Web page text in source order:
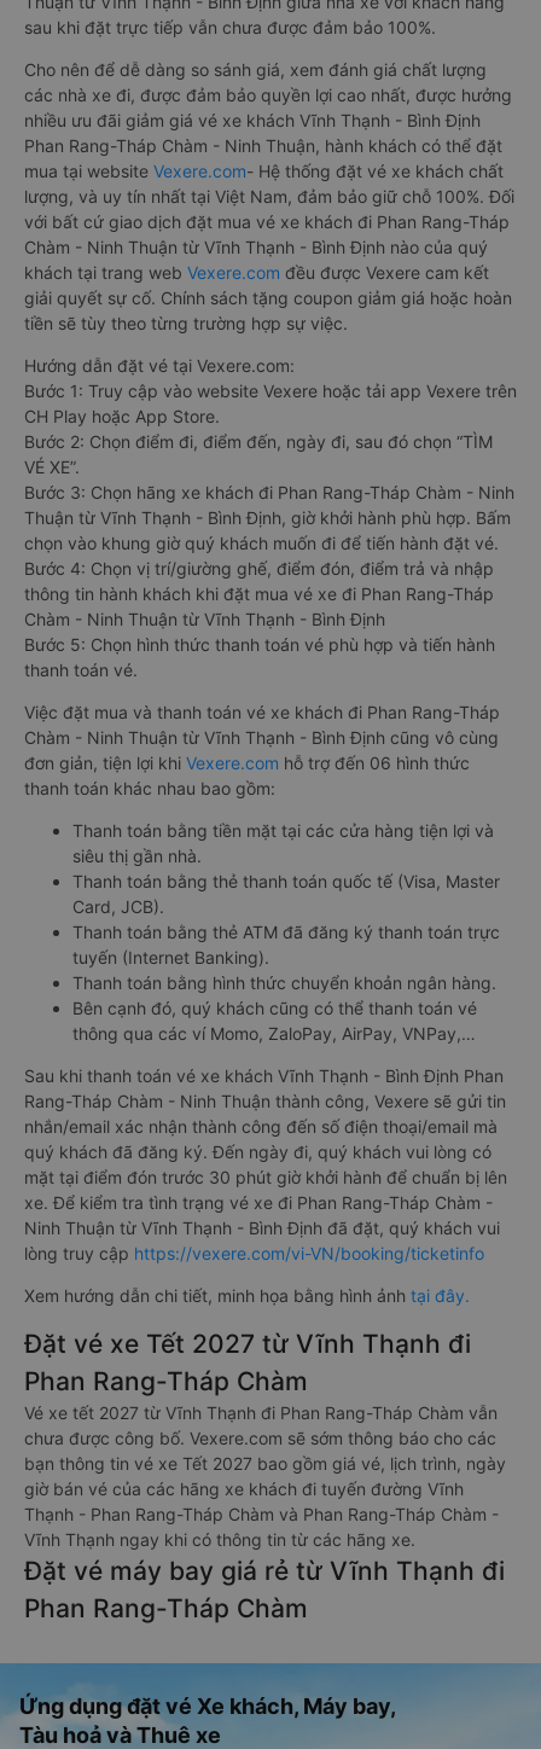
sau khi đặt trực tiếp vẫn chưa được đảm bảo 100%.
Cho nên để dễ dàng so sánh giá, xem đánh giá chất lượng
các nhà xe đi, được đảm bảo quyền lợi cao nhất, được hưởng
nhiều ưu đãi giảm giá vé xe khách Vĩnh Thạnh - Bình Định
Phan Rang-Tháp Chàm - Ninh Thuận, hành khách có thể đặt
mua tại website Vexere.com- Hệ thống đặt vé xe khách chất
lượng, và uy tín nhất tại Việt Nam, đảm bảo giữ chỗ 100%. Đối
với bất cứ giao dịch đặt mua vé xe khách đi Phan Rang-Tháp
Chàm - Ninh Thuận từ Vĩnh Thạnh - Bình Định nào của quý
khách tại trang web Vexere.com đều được Vexere cam kết
giải quyết sự cố. Chính sách tặng coupon giảm giá hoặc hoàn
tiền sẽ tùy theo từng trường hợp sự việc.
Hướng dẫn đặt vé tại Vexere.com:
Bước 1: Truy cập vào website Vexere hoặc tải app Vexere trên
CH Play hoặc App Store.
Bước 2: Chọn điểm đi, điểm đến, ngày đi, sau đó chọn “TÌM
VÉ XE”.
Bước 3: Chọn hãng xe khách đi Phan Rang-Tháp Chàm - Ninh
Thuận từ Vĩnh Thạnh - Bình Định, giờ khởi hành phù hợp. Bấm
chọn vào khung giờ quý khách muốn đi để tiến hành đặt vé.
Bước 4: Chọn vị trí/giường ghế, điểm đón, điểm trả và nhập
thông tin hành khách khi đặt mua vé xe đi Phan Rang-Tháp
Chàm - Ninh Thuận từ Vĩnh Thạnh - Bình Định
Bước 5: Chọn hình thức thanh toán vé phù hợp và tiến hành
thanh toán vé.
Việc đặt mua và thanh toán vé xe khách đi Phan Rang-Tháp
Chàm - Ninh Thuận từ Vĩnh Thạnh - Bình Định cũng vô cùng
đơn giản, tiện lợi khi Vexere.com hỗ trợ đến 06 hình thức
thanh toán khác nhau bao gồm:
Thanh toán bằng tiền mặt tại các cửa hàng tiện lợi và
siêu thị gần nhà.
Thanh toán bằng thẻ thanh toán quốc tế (Visa, Master
Card, JCB).
Thanh toán bằng thẻ ATM đã đăng ký thanh toán trực
tuyến (Internet Banking).
Thanh toán bằng hình thức chuyển khoản ngân hàng.
Bên cạnh đó, quý khách cũng có thể thanh toán vé
thông qua các ví Momo, ZaloPay, AirPay, VNPay,…
Sau khi thanh toán vé xe khách Vĩnh Thạnh - Bình Định Phan
Rang-Tháp Chàm - Ninh Thuận thành công, Vexere sẽ gửi tin
nhắn/email xác nhận thành công đến số điện thoại/email mà
quý khách đã đăng ký. Đến ngày đi, quý khách vui lòng có
mặt tại điểm đón trước 30 phút giờ khởi hành để chuẩn bị lên
xe. Để kiểm tra tình trạng vé xe đi Phan Rang-Tháp Chàm -
Ninh Thuận từ Vĩnh Thạnh - Bình Định đã đặt, quý khách vui
lòng truy cập https://vexere.com/vi-VN/booking/ticketinfo
Xem hướng dẫn chi tiết, minh họa bằng hình ảnh tại đây.
Đặt vé xe Tết 2027 từ Vĩnh Thạnh đi
Phan Rang-Tháp Chàm
Vé xe tết 2027 từ Vĩnh Thạnh đi Phan Rang-Tháp Chàm vẫn
chưa được công bố. Vexere.com sẽ sớm thông báo cho các
bạn thông tin vé xe Tết 2027 bao gồm giá vé, lịch trình, ngày
giờ bán vé của các hãng xe khách đi tuyến đường Vĩnh
Thạnh - Phan Rang-Tháp Chàm và Phan Rang-Tháp Chàm -
Vĩnh Thạnh ngay khi có thông tin từ các hãng xe.
Đặt vé máy bay giá rẻ từ Vĩnh Thạnh đi
Phan Rang-Tháp Chàm
Ứng dụng đặt vé Xe khách, Máy bay,
Tàu hoả và Thuê xe